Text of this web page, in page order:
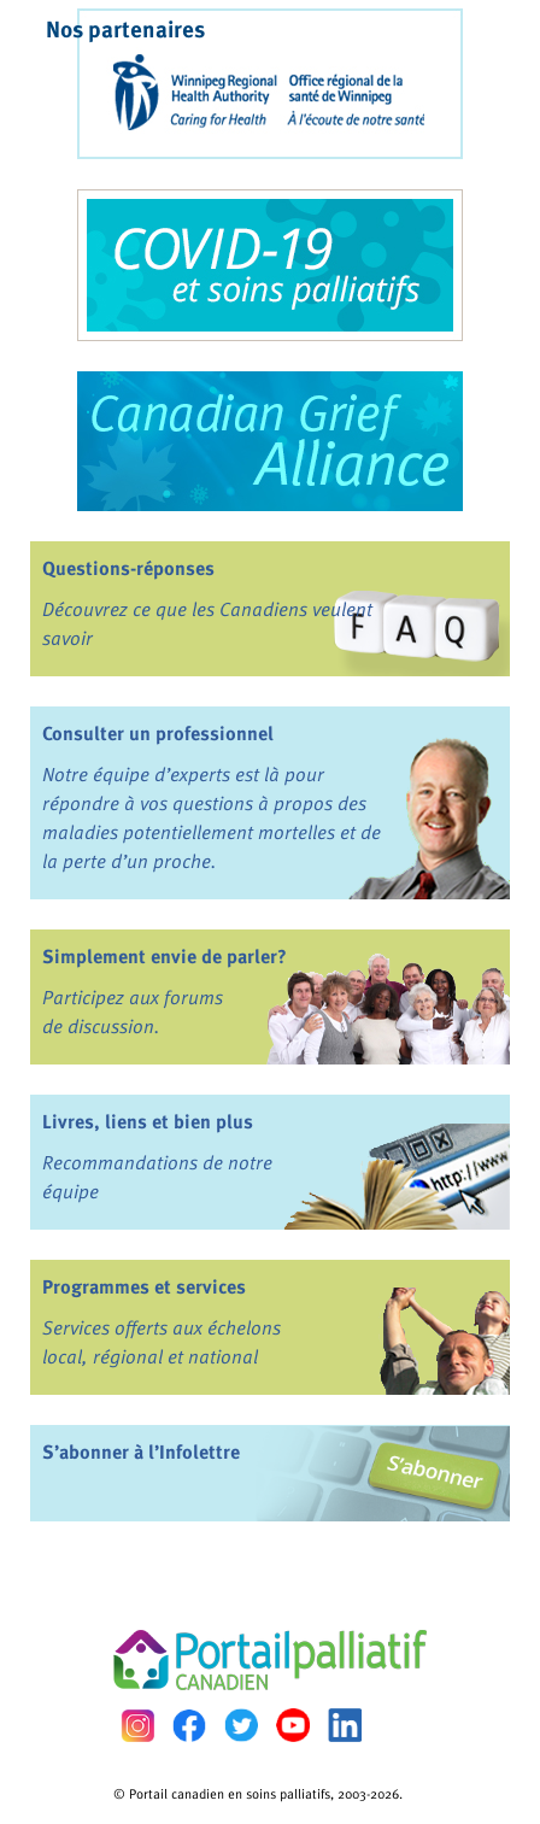
Nos partenaires
Questions-réponses
Découvrez ce que les Canadiens veulent
savoir
Consulter un professionnel
Notre équipe d’experts est là pour
répondre à vos questions à propos des
maladies potentiellement mortelles et de
la perte d’un proche.
Simplement envie de parler?
Participez aux forums
de discussion.
Livres, liens et bien plus
Recommandations de notre
équipe
Programmes et services
Services offerts aux échelons
local, régional et national
S’abonner à l’Infolettre
© Portail canadien en soins palliatifs, 2003-2026.